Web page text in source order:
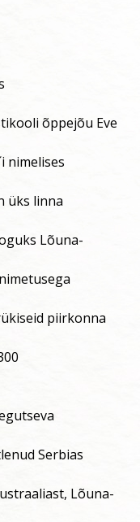
õppejõu Eve
nimelises
üks linna
Lõuna-
piirkonna
Serbias
Lõuna-